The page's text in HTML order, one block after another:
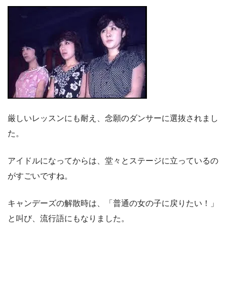
厳しいレッスンにも耐え、念願のダンサーに選抜されまし
た。
アイドルになってからは、堂々とステージに立っているの
がすごいですね。
キャンデーズの解散時は、「普通の女の子に戻りたい！」
と叫び、流行語にもなりました。